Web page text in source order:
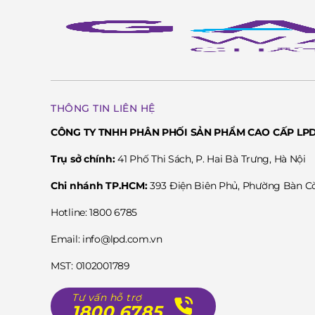
Romanson Special Edition TL4259SMCWH sử
đáng tin cậy trong ngành đồng hồ hiện đại. Bộ máy
kỳ (thường là vài năm một lần) để đảm bảo đồng hồ
bận rộn hiện nay, khi mà sự tiện dụng và độ tin cậy
THÔNG TIN LIÊN HỆ
CÔNG TY TNHH PHÂN PHỐI SẢN PHẨM CAO CẤP
Trụ sở chính:41 Phố Thi Sách, P. Hai Bà Trưng, Hà Nội
Chi nhánh TP.HCM:393 Điện Biên Phủ, Phường Bàn
Hotline: 1800 6785
Email: info@lpd.com.vn
MST: 0102001789
Tư vấn hỗ trợ